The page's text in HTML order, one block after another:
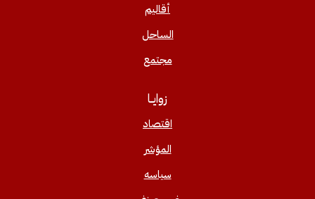
أقاليم
الساحل
مجتمع
زوايــا
اقتصاد
المؤشر
سياسه